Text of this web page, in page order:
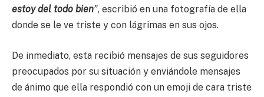
estoy del todo bien”, escribió en una fotografía de ella
donde se le ve triste y con lágrimas en sus ojos.
De inmediato, esta recibió mensajes de sus seguidores
preocupados por su situación y enviándole mensajes
de ánimo que ella respondió con un emoji de cara triste